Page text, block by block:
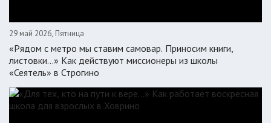
29 май 2026, Пятница
«Рядом с метро мы ставим самовар. Приносим книги,
листовки…» Как действуют миссионеры из школы
«Сеятель» в Строгино